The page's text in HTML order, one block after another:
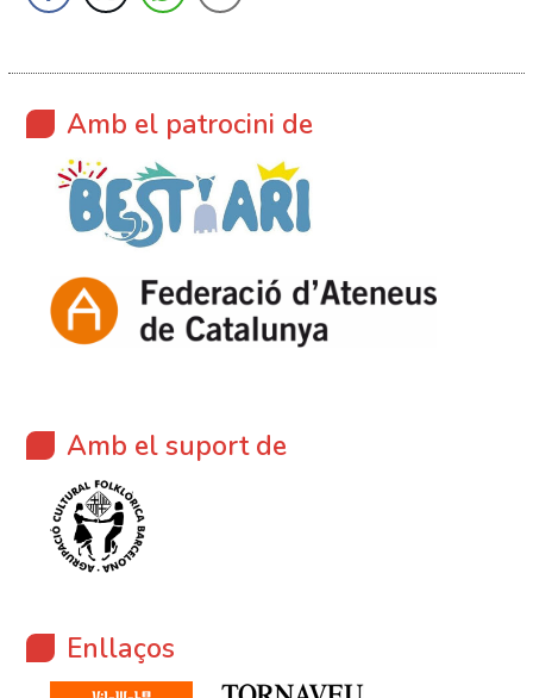
Amb el patrocini de
Amb el suport de
Enllaços